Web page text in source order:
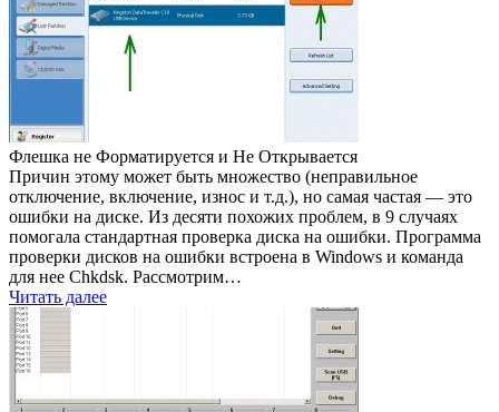
Флешка не Форматируется и Не Открывается
Причин этому может быть множество (неправильное
отключение, включение, износ и т.д.), но самая частая — это
ошибки на диске. Из десяти похожих проблем, в 9 случаях
помогала стандартная проверка диска на ошибки. Программа
проверки дисков на ошибки встроена в Windows и команда
для нее Chkdsk. Рассмотрим…
Читать далее